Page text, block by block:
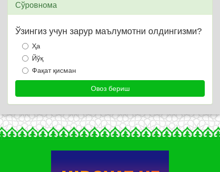
Сўровнома
Ўзингиз учун зарур маълумотни олдингизми?
Ҳа
Йўқ
Фақат қисман